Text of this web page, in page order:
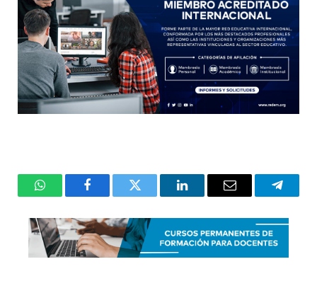
WhatsAppFacebookTwitter LinkedInEmail